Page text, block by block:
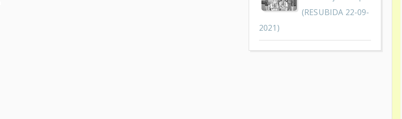
(RESUBIDA 22-09-
2021)